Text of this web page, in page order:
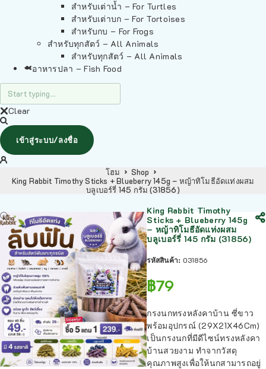
สำหรับเต่าน้ำ – For Turtles
สำหรับเต่าบก – For Tortoises
สำหรับกบ – For Frogs
สำหรับทุกสัตว์ – All Animals
สำหรับทุกสัตว์ – All Animals
อาหารปลา – Fish Food
Clear
เข้าสู่ระบบ/ลงชื่อ
โฮม
Shop
King Rabbit Timothy Sticks + Blueberry 145g – หญ้าทิโมธีอัดแท่งผสม
บลูเบอร์รี่ 145 กรัม (31856)
King Rabbit Timothy
Sticks + Blueberry 145g
– หญ้าทิโมธีอัดแท่งผสม
บลูเบอร์รี่ 145 กรัม (31856)
รหัสสินค้า: 031856
฿79
กรงนกทรงหลังคาบ้าน ซี่ขาว
พร้อมอุปกรณ์ (29X21X46Cm)
เป็นกรงนกที่มีดีไซน์ทรงหลังคา
บ้านสวยงาม ทำจากวัสดุ
คุณภาพสูงเพื่อให้นกสามารถอยู่